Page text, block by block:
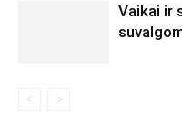
Vaikai ir